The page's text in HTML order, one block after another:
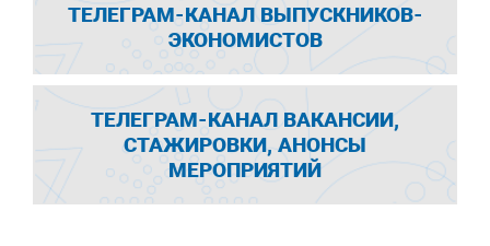
ТЕЛЕГРАМ-КАНАЛ ВЫПУСКНИКОВ-
ЭКОНОМИСТОВ
ТЕЛЕГРАМ-КАНАЛ ВАКАНСИИ,
СТАЖИРОВКИ, АНОНСЫ
МЕРОПРИЯТИЙ